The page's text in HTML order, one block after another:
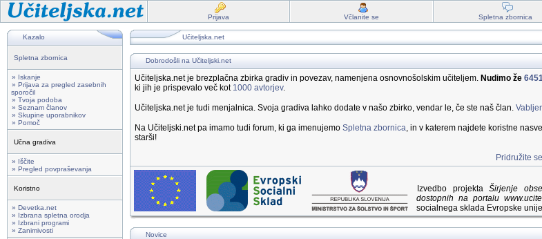
Prijava Včlanite se Spletna zbornica
Kazalo
Spletna zbornica
» Iskanje
» Prijava za pregled zasebnih
sporočil
» Tvoja podoba
» Seznam članov
» Skupine uporabnikov
» Pomoč
Učna gradiva
» Iščite
» Pregled povpraševanja
Koristno
» Devetka.net
» Izbrana spletna orodja
» Izbrani programi
» Zanimivosti
Učiteljska.net
Dobrodošli na Učiteljski.net
Učiteljska.net je brezplačna zbirka gradiv in povezav, namenjena osnovnošolskim učiteljem. Nudimo že
ki jih je prispevalo več kot 1000 avtorjev.
Učiteljska.net je tudi menjalnica. Svoja gradiva lahko dodate v našo zbirko, vendar le, če ste naš član.
Na Učiteljski.net pa imamo tudi forum, ki ga imenujemo Spletna zbornica, in v katerem najdete koristne
starši!
Pridružite
Izvedbo projektaŠirjenje
dostopnih na portalu
socialnega sklada Evropske
Novice